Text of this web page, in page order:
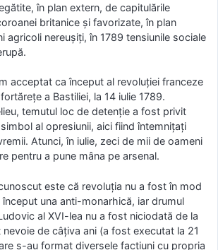
în plan extern, de capitulările
britanice şi favorizate, în plan
agricoli nereuşiţi, în 1789 tensiunile sociale
acceptat ca început al revoluţiei franceze
a Bastiliei, la 14 iulie 1789.
temutul loc de detenţie a fost privit
al opresiunii, aici fiind întemniţaţi
Atunci, în iulie, zeci de mii de oameni
pentru a pune mâna pe arsenal.
este că revoluţia nu a fost în mod
una anti-monarhică, iar drumul
al XVI-lea nu a fost niciodată de la
de câţiva ani (a fost executat la 21
s-au format diversele facţiuni cu propria